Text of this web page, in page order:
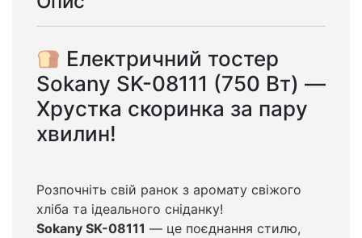
Електричний тостер
Sokany SK-08111 (750 Вт) —
Хрустка скоринка за пару
хвилин!
Розпочніть свій ранок з аромату свіжого
хліба та ідеального сніданку!
Sokany SK-08111 — це поєднання стилю,